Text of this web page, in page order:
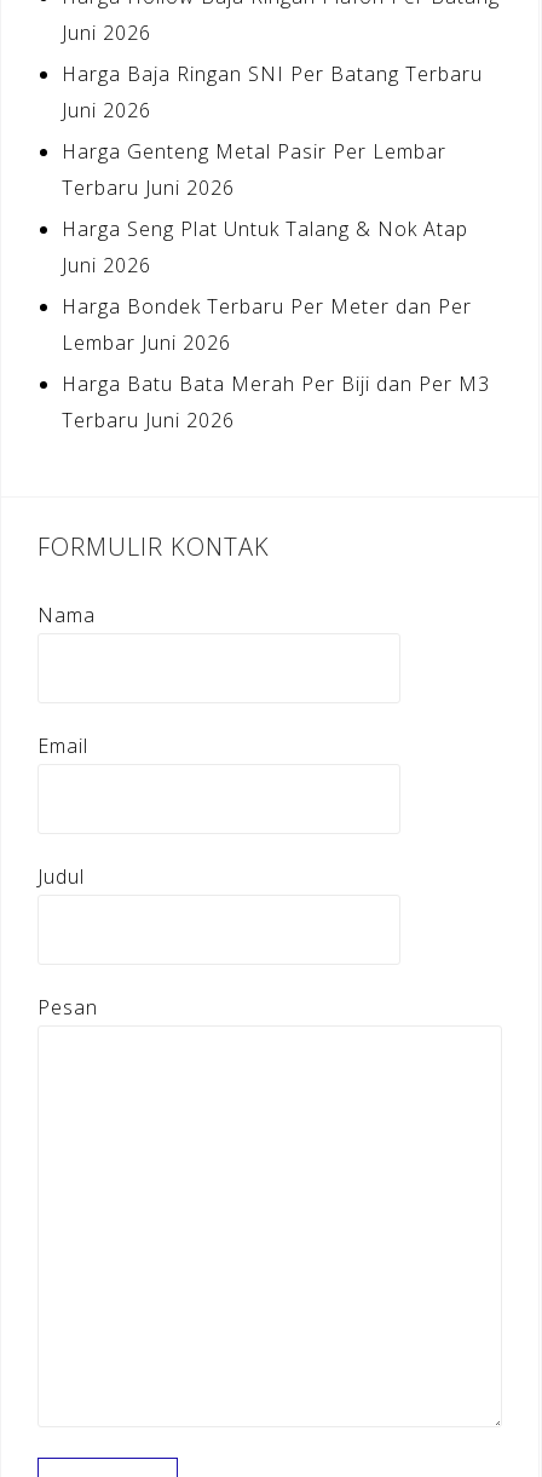
Juni 2026
Harga Baja Ringan SNI Per Batang Terbaru
Juni 2026
Harga Genteng Metal Pasir Per Lembar
Terbaru Juni 2026
Harga Seng Plat Untuk Talang & Nok Atap
Juni 2026
Harga Bondek Terbaru Per Meter dan Per
Lembar Juni 2026
Harga Batu Bata Merah Per Biji dan Per M3
Terbaru Juni 2026
FORMULIR KONTAK
Nama
Email
Judul
Pesan